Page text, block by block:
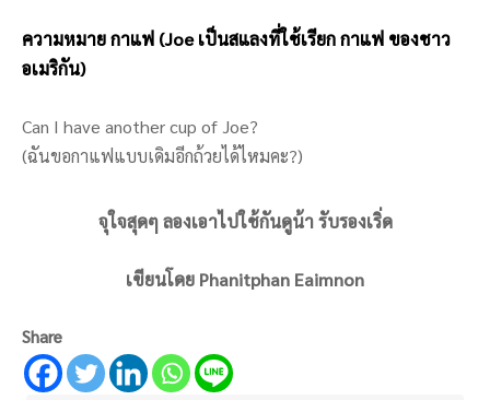
ความหมาย กาแฟ (Joe เป็นสแลงที่ใช้เรียก กาแฟ ของชาว
อเมริกัน)
Can I have another cup of Joe?
(ฉันขอกาแฟแบบเดิมอีกถ้วยได้ไหมคะ?)
จุใจสุดๆ ลองเอาไปใช้กันดูน้า รับรองเริ่ด
เขียนโดย Phanitphan Eaimnon
Share